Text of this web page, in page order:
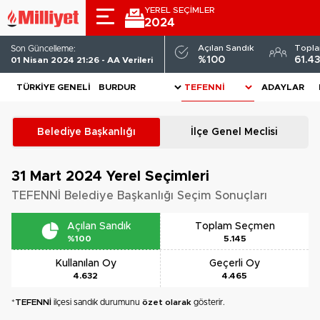
YEREL SEÇİMLER
2024
Son Güncelleme:
01 Nisan 2024 21:26 - AA Verileri
Açılan Sandık
%100
TÜRKIYE GENELI ADAYLAR
Belediye Başkanlığı İlçe Genel Meclisi
31 Mart 2024 Yerel Seçimleri
TEFENNİ Belediye Başkanlığı Seçim Sonuçları
Açılan Sandık
%100
Toplam Seçmen
5.145
Kullanılan Oy
4.632
Geçerli Oy
4.465
*TEFENNİ ilçesi sandık durumunu özet olarak gösterir.